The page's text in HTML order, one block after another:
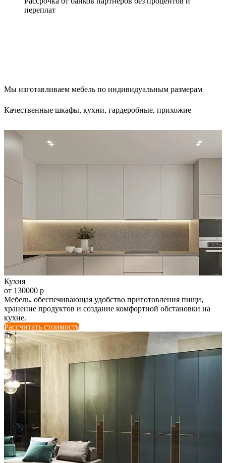
переплат
Мы изготавливаем мебель по индивидуальным размерам
Качественные шкафы, кухни, гардеробные, прихожие
Кухня
от 130000 р
Мебель, обеспечивающая удобство приготовления пищи,
хранение продуктов и создание комфортной обстановки на
кухне.
Рассчитать стоимость